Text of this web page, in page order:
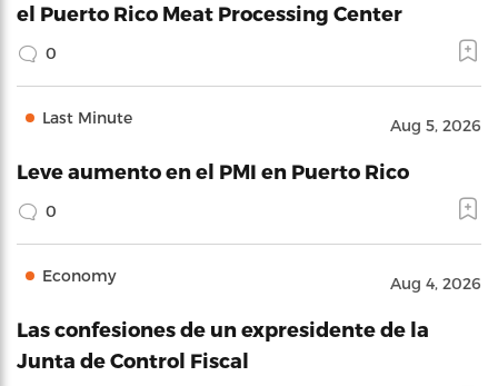
el Puerto Rico Meat Processing Center
0
Last Minute Aug 5, 2026
Leve aumento en el PMI en Puerto Rico
0
Economy Aug 4, 2026
Las confesiones de un expresidente de la
Junta de Control Fiscal